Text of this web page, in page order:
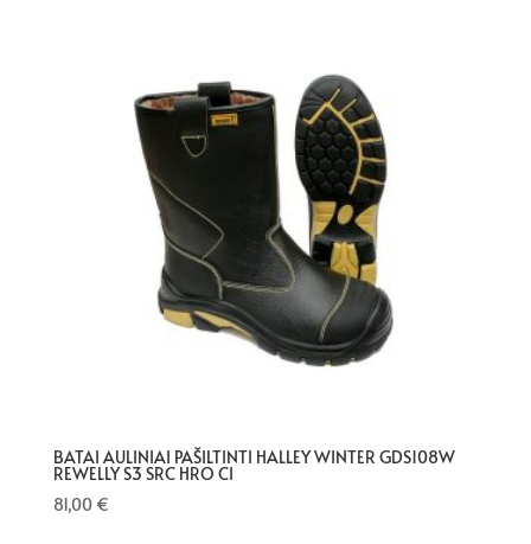
BATAI AULINIAI PAŠILTINTI HALLEY WINTER GDS108W
REWELLY S3 SRC HRO CI
81,00 €